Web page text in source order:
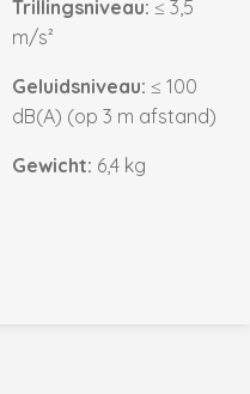
Trillingsniveau: ≤ 3,5
m/s²
Geluidsniveau: ≤ 100
dB(A) (op 3 m afstand)
Gewicht: 6,4 kg